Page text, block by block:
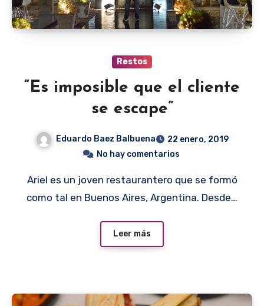
Restos
“Es imposible que el cliente
se escape”
Eduardo Baez Balbuena
22 enero, 2019
No hay comentarios
Ariel es un joven restaurantero que se formó
como tal en Buenos Aires, Argentina. Desde…
Leer más